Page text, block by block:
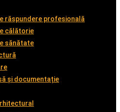
răspundere profesională
călătorie
sănătate
și documentație